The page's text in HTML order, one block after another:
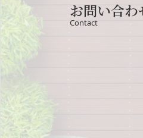
お問い合わ
Contact